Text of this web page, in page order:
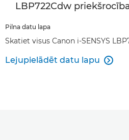
LBP722Cdw
Pilna datu lapa
Skatiet visus Canon i-SENSYS
Lejupielādēt datu lapu 